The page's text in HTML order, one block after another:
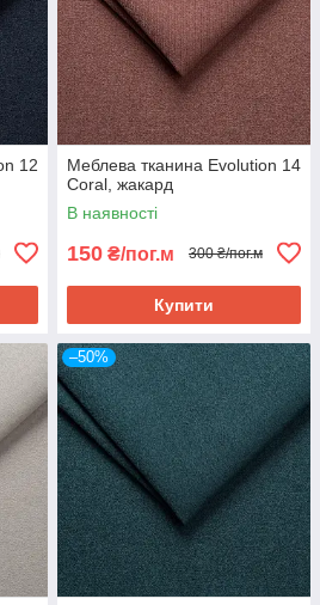
12
Меблева тканина Evolution 14
Coral, жакард
В наявності
150 ₴/пог.м 300 ₴/пог.м
Купити
–50%